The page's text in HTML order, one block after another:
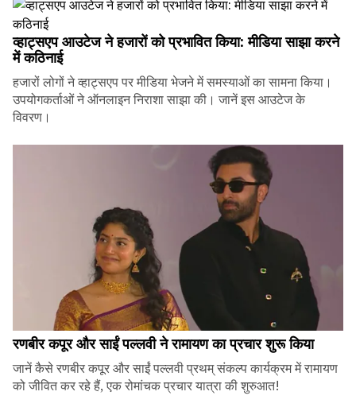
व्हाट्सएप आउटेज ने हजारों को प्रभावित किया: मीडिया साझा करने
में कठिनाई
हजारों लोगों ने व्हाट्सएप पर मीडिया भेजने में समस्याओं का सामना किया।
उपयोगकर्ताओं ने ऑनलाइन निराशा साझा की। जानें इस आउटेज के
विवरण।
रणबीर कपूर और साईं पल्लवी ने रामायण का प्रचार शुरू किया
जानें कैसे रणबीर कपूर और साईं पल्लवी प्रथम् संकल्प कार्यक्रम में रामायण
को जीवित कर रहे हैं, एक रोमांचक प्रचार यात्रा की शुरुआत!